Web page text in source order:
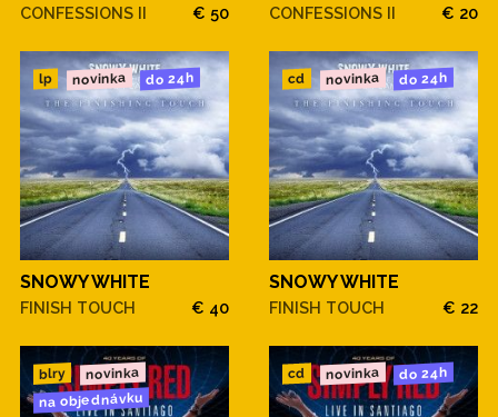
CONFESSIONS II € 50 CONFESSIONS II € 20
lp novinka do 24h
SNOWY WHITE
FINISH TOUCH € 40
cd novinka do 24h
SNOWY WHITE
FINISH TOUCH € 22
blry novinka
na objednávku
cd novinka do 24h